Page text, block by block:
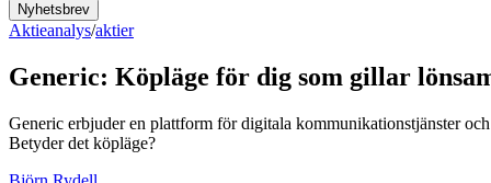
Nyhetsbrev
Aktieanalys/aktier
Generic: Köpläge för dig som gillar
Generic erbjuder en plattform för digitala kommunikationstjänster
Betyder det köpläge?